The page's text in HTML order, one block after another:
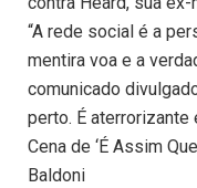
“A rede social é a
mentira voa e a
comunicado
perto. É aterrorizante
Cena de ‘É Assim
Baldoni